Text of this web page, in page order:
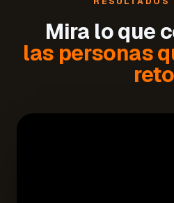
Mira lo que
las personas